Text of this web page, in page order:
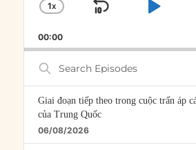
CHANGE
RATE
1X
SKIP
00:00
Search
Episodes
Giai đoạn tiếp theo trong cuộc trấn áp
của Trung Quốc
06/08/2026